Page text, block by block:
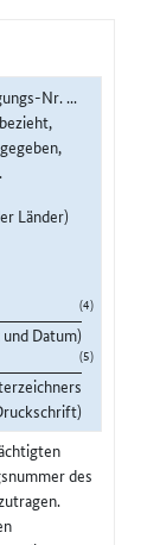
Nr. ...
Länder)
(4)
Datum)
(5)
des